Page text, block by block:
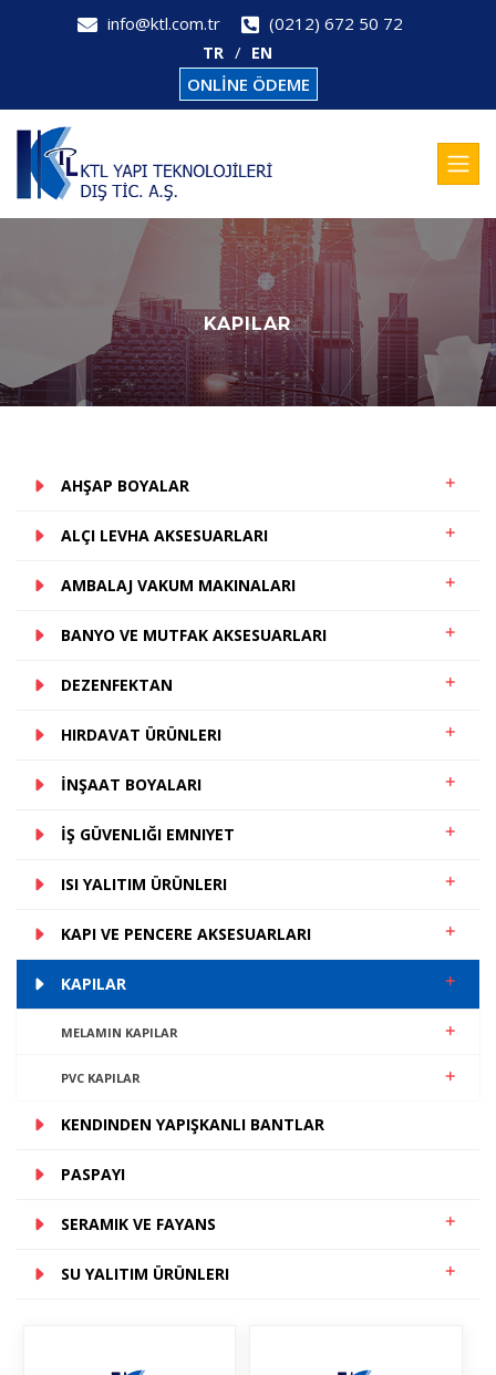
info@ktl.com.tr (0212) 672 50 72
TR EN
ONLİNE ÖDEME
KAPILAR
AHŞAP BOYALAR
ALÇI LEVHA AKSESUARLARI
AMBALAJ VAKUM MAKINALARI
BANYO VE MUTFAK AKSESUARLARI
DEZENFEKTAN
HIRDAVAT ÜRÜNLERI
İNŞAAT BOYALARI
İŞ GÜVENLIĞI EMNIYET
ISI YALITIM ÜRÜNLERI
KAPI VE PENCERE AKSESUARLARI
KAPILAR
MELAMIN KAPILAR
PVC KAPILAR
KENDINDEN YAPIŞKANLI BANTLAR
PASPAYI
SERAMIK VE FAYANS
SU YALITIM ÜRÜNLERI